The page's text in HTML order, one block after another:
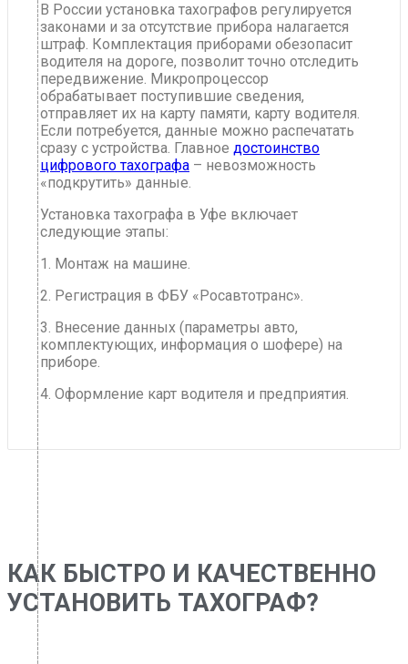
В России установка тахографов регулируется
законами и за отсутствие прибора налагается
штраф. Комплектация приборами обезопасит
водителя на дороге, позволит точно отследить
передвижение. Микропроцессор
обрабатывает поступившие сведения,
отправляет их на карту памяти, карту водителя.
Если потребуется, данные можно распечатать
сразу с устройства. Главное достоинство
цифрового тахографа – невозможность
«подкрутить» данные.
Установка тахографа в Уфе включает
следующие этапы:
1. Монтаж на машине.
2. Регистрация в ФБУ «Росавтотранс».
3. Внесение данных (параметры авто,
комплектующих, информация о шофере) на
приборе.
4. Оформление карт водителя и предприятия.
КАК БЫСТРО И КАЧЕСТВЕННО
УСТАНОВИТЬ ТАХОГРАФ?